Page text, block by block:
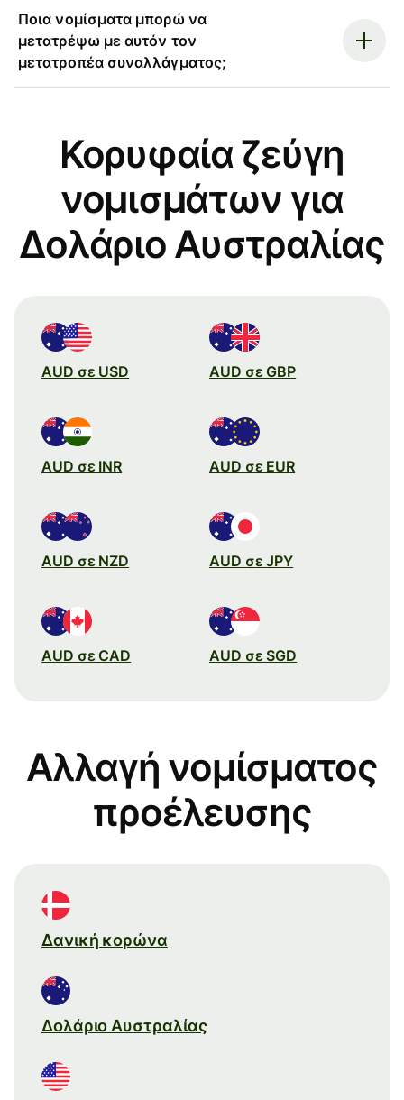
Ποια νομίσματα μπορώ να
μετατρέψω με αυτόν τον
μετατροπέα συναλλάγματος;
Κορυφαία ζεύγη
νομισμάτων για
Δολάριο Αυστραλίας
AUD σε USD AUD σε GBP
AUD σε INR AUD σε EUR
AUD σε NZD AUD σε JPY
AUD σε CAD AUD σε SGD
Αλλαγή νομίσματος
προέλευσης
Δανική κορώνα
Δολάριο Αυστραλίας